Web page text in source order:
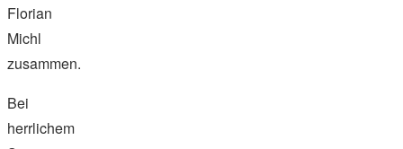
Florian
Michl
zusammen.
Bei
herrlichem